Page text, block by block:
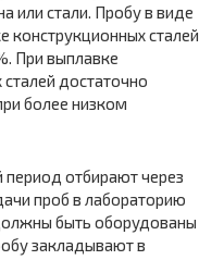
или стали. Пробу в виде
конст­рукционных сталей
При выплавке
достаточно
более низком
отбирают через
проб в лабо­раторию
быть оборудованы
закла­дывают в